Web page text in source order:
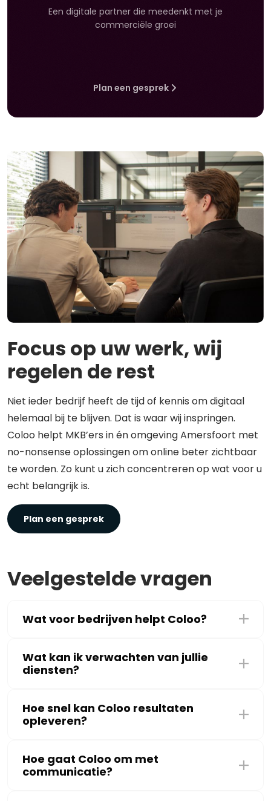
Een digitale partner die meedenkt met je
commerciële groei
Plan een gesprek
Focus op uw werk, wij
regelen de rest
Niet ieder bedrijf heeft de tijd of kennis om digitaal
helemaal bij te blijven. Dat is waar wij inspringen.
Coloo helpt MKB’ers in én omgeving Amersfoort met
no-nonsense oplossingen om online beter zichtbaar
te worden. Zo kunt u zich concentreren op wat voor u
echt belangrijk is.
Plan een gesprek
Veelgestelde vragen
Wat voor bedrijven helpt Coloo?
Wat kan ik verwachten van jullie
diensten?
Hoe snel kan Coloo resultaten
opleveren?
Hoe gaat Coloo om met
communicatie?